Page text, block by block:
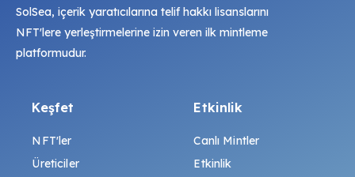
SolSea, içerik yaratıcılarına telif hakkı lisanslarını
NFT'lere yerleştirmelerine izin veren ilk mintleme
platformudur.
Keşfet
NFT'ler
Üreticiler
Etkinlik
Canlı Mintler
Etkinlik